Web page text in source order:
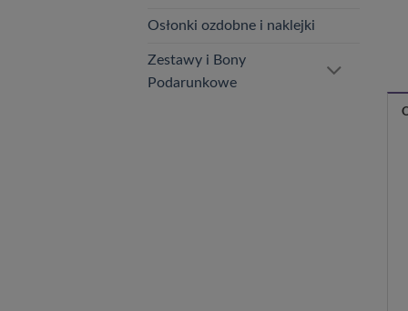
Osłonki ozdobne i naklejki
Zestawy i Bony
Podarunkowe